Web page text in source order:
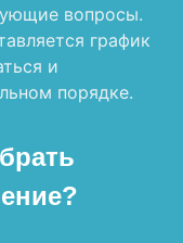
вопросы.
график
и
порядке.